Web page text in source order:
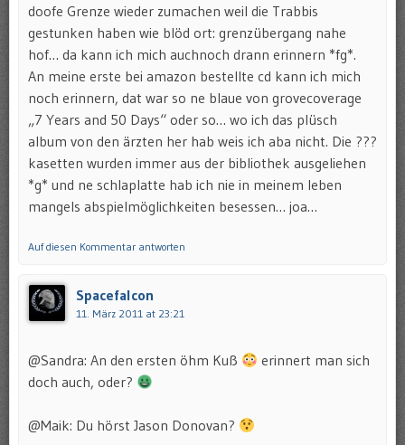
doofe Grenze wieder zumachen weil die Trabbis
gestunken haben wie blöd ort: grenzübergang nahe
hof… da kann ich mich auchnoch drann erinnern *fg*.
An meine erste bei amazon bestellte cd kann ich mich
noch erinnern, dat war so ne blaue von grovecoverage
„7 Years and 50 Days“ oder so… wo ich das plüsch
album von den ärzten her hab weis ich aba nicht. Die ???
kasetten wurden immer aus der bibliothek ausgeliehen
*g* und ne schlaplatte hab ich nie in meinem leben
mangels abspielmöglichkeiten besessen… joa…
Auf diesen Kommentar antworten
Spacefalcon
11. März 2011 at 23:21
@Sandra: An den ersten öhm Kuß
erinnert man sich
doch auch, oder?
@Maik: Du hörst Jason Donovan?